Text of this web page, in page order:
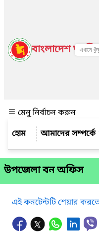
বাংলাদেশ
মেনু নির্বাচন করুন
আমাদের সম্পর্কে
উপজেলা বন অফিস
এই কনটেন্টটি শেয়ার